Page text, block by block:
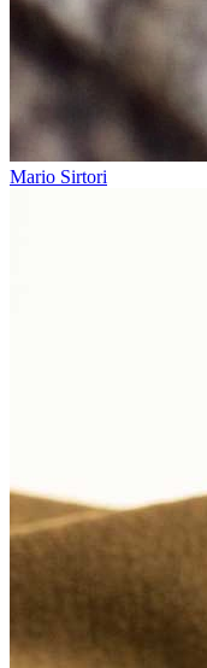
Mario Sirtori